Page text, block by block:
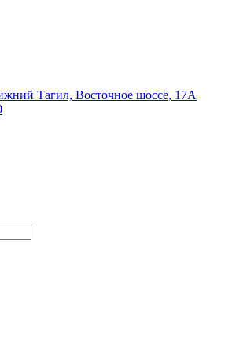
Тагил, Восточное шоссе, 17А